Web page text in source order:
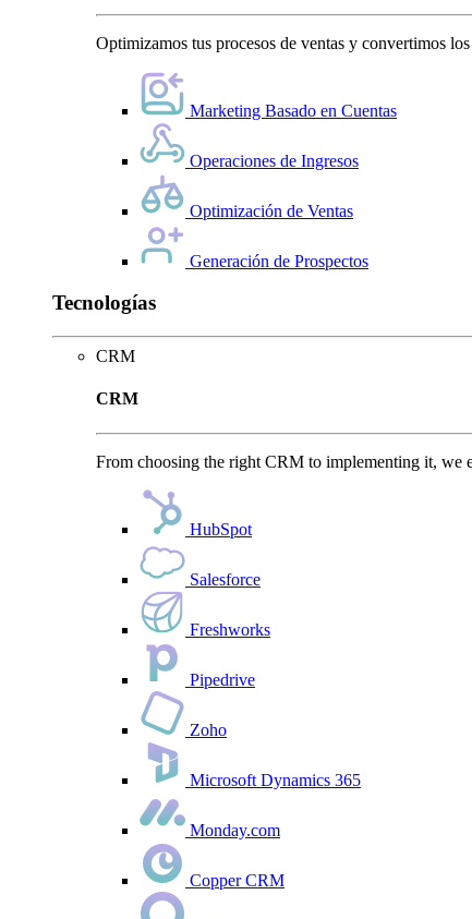
Optimizamos tus procesos de ventas y convertimos
Marketing Basado en Cuentas
Operaciones de Ingresos
Optimización de Ventas
Generación de Prospectos
Tecnologías
CRM
CRM
From choosing the right CRM to implementing it, we
HubSpot
Salesforce
Freshworks
Pipedrive
Zoho
Microsoft Dynamics 365
Monday.com
Copper CRM